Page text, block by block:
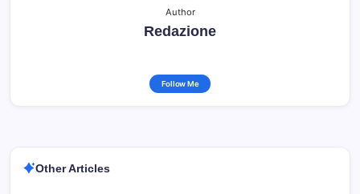
Author
Redazione
Follow Me
Other Articles